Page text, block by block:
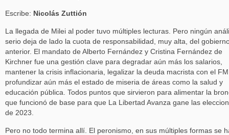
Escribe: Nicolás Zuttión
La llegada de Milei al poder tuvo múltiples lecturas. Pero ningún
serio deja de lado la cuota de responsabilidad, muy alta, del
anterior. El mandato de Alberto Fernández y Cristina Fernández de
Kirchner fue una gestión clave para degradar aún más los salarios,
mantener la crisis inflacionaria, legalizar la deuda macrista con el
profundizar aún más el estado de miseria de áreas como la salud y
educación pública. Todos puntos que sirvieron para alimentar la
que funcionó de base para que La Libertad Avanza gane las
de 2023.
Pero no todo termina allí. El peronismo, en sus múltiples formas se